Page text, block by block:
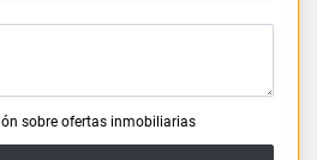
sobre ofertas inmobiliarias